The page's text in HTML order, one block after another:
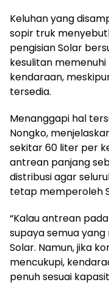
Keluhan yang
sopir truk
pengisian Solar
kesulitan
kendaraan,
tersedia.
Menanggapi hal
Nongko,
sekitar 60 liter per
antrean panjang
distribusi agar
tetap memperoleh
“Kalau antrean
supaya semua
Solar. Namun, jika
mencukupi,
penuh sesuai